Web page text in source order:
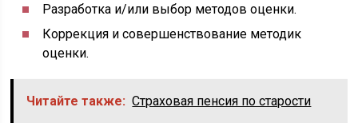
Разработка и/или выбор методов оценки.
Коррекция и совершенствование методик
оценки.
Читайте также: Страховая пенсия по старости